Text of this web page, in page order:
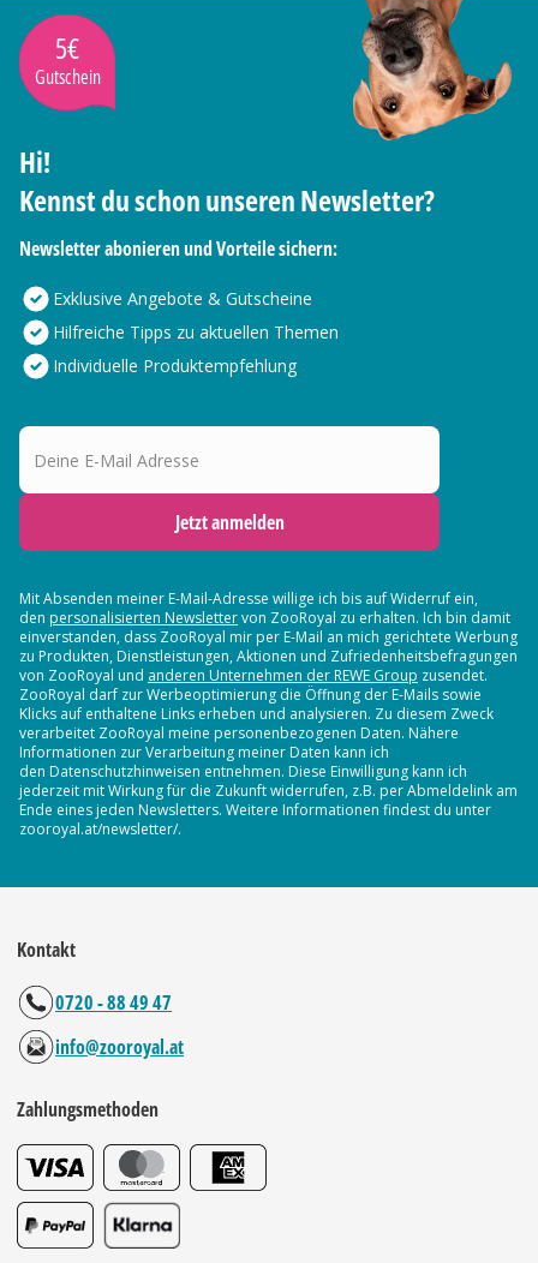
5€
Gutschein
Hi!
Kennst du schon unseren Newsletter?
Newsletter abonieren und Vorteile sichern:
Exklusive Angebote & Gutscheine
Hilfreiche Tipps zu aktuellen Themen
Individuelle Produktempfehlung
Deine E-Mail Adresse
Jetzt anmelden
Mit Absenden meiner E-Mail-Adresse willige ich bis auf Widerruf ein,
den personalisierten Newslettervon ZooRoyal zu erhalten. Ich bin damit
einverstanden, dass ZooRoyal mir per E-Mail an mich gerichtete Werbung
zu Produkten, Dienstleistungen, Aktionen und Zufriedenheitsbefragungen
von ZooRoyal und anderen Unternehmen der REWE Group zusendet.
ZooRoyal darf zur Werbeoptimierung die Öffnung der E-Mails sowie
Klicks auf enthaltene Links erheben und analysieren. Zu diesem Zweck
verarbeitet ZooRoyal meine personenbezogenen Daten. Nähere
Informationen zur Verarbeitung meiner Daten kann ich
den Datenschutzhinweisen entnehmen. Diese Einwilligung kann ich
jederzeit mit Wirkung für die Zukunft widerrufen, z.B. per Abmeldelink am
Ende eines jeden Newsletters. Weitere Informationen findest du unter
zooroyal.at/newsletter/.
Kontakt
0720 - 88 49 47
info@zooroyal.at
Zahlungsmethoden